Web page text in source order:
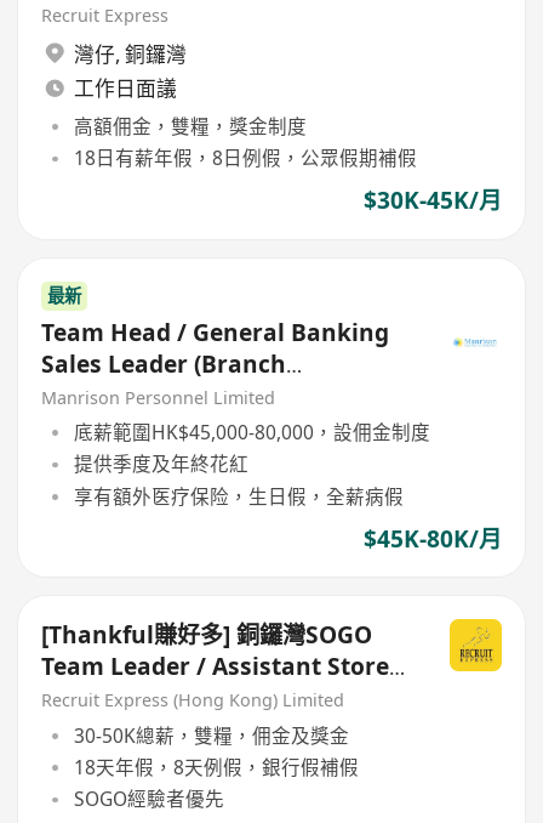
Recruit Express
灣仔, 銅鑼灣
工作日面議
高額佣金，雙糧，獎金制度
18日有薪年假，8日例假，公眾假期補假
$30K-45K/月
最新
Team Head / General Banking
Sales Leader (Branch
Management)
Manrison Personnel Limited
底薪範圍HK$45,000-80,000，設佣金制度
提供季度及年終花紅
享有額外医疗保险，生日假，全薪病假
$45K-80K/月
[Thankful賺好多] 銅鑼灣SOGO
Team Leader / Assistant Store
Manager
Recruit Express (Hong Kong) Limited
30-50K總薪，雙糧，佣金及獎金
18天年假，8天例假，銀行假補假
SOGO經驗者優先